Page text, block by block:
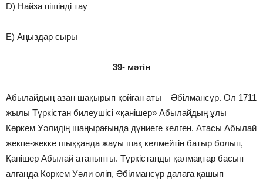
D) Найза пішінді тау
E) Аңыздар сыры
39- мәтін
Абылайдың азан шақырып қойған аты – Әбілмансұр. Ол 1711
жылы Түркістан билеушісі «қанішер» Абылайдың ұлы
Көркем Уәлидің шаңырағында дүниеге келген. Атасы Абылай
жекпе-жекке шыққанда жауы шақ келмейтін батыр болып,
Қанішер Абылай атаныпты. Түркістанды қалмақтар басып
алғанда Көркем Уәли өліп, Әбілмансұр далаға қашып